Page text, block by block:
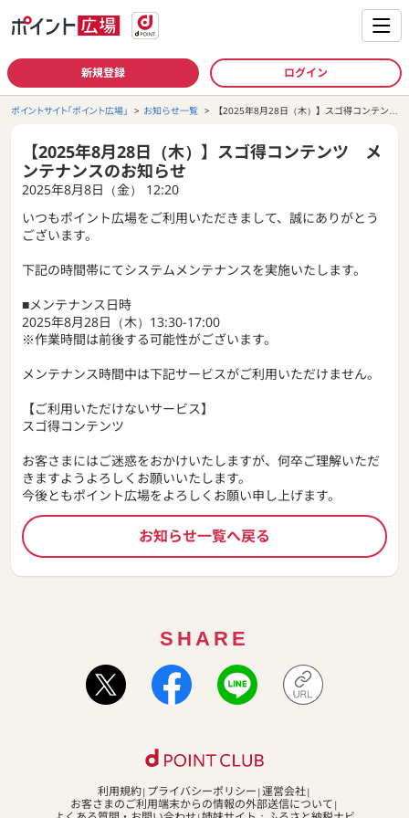
新規登録 ログイン
ポイントサイト「ポイント広場」 お知らせ一覧
【2025年8月28日（木）】スゴ得コンテン
【2025年8月28日（木）】スゴ得コンテンツ メ
ンテナンスのお知らせ
2025年8月8日（金） 12:20
いつもポイント広場をご利用いただきまして、誠にありがとう
ございます。
下記の時間帯にてシステムメンテナンスを実施いたします。
■メンテナンス日時
2025年8月28日（木）13:30-17:00
※作業時間は前後する可能性がございます。
メンテナンス時間中は下記サービスがご利用いただけません。
【ご利用いただけないサービス】
スゴ得コンテンツ
お客さまにはご迷惑をおかけいたしますが、何卒ご理解いただ
きますようよろしくお願いいたします。
今後ともポイント広場をよろしくお願い申し上げます。
お知らせ一覧へ戻る
SHARE
利用規約 プライバシーポリシー 運営会社
お客さまのご利用端末からの情報の外部送信について